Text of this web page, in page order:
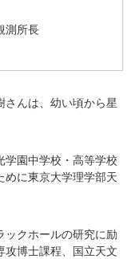
測所長
さんは、幼い頃から星
学園中学校・高等学校
めに東京大学理学部天
ックホールの研究に励
攻博士課程、国立天文